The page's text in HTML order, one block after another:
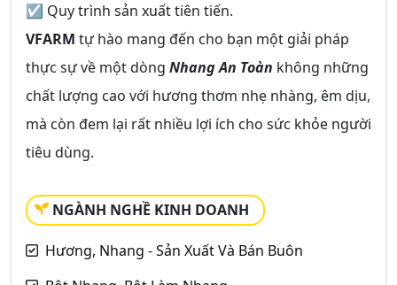
☑ Quy trình sản xuất tiên tiến.
VFARM tự hào mang đến cho bạn một giải pháp
thực sự về một dòng Nhang An Toàn không những
chất lượng cao với hương thơm nhẹ nhàng, êm dịu,
mà còn đem lại rất nhiều lợi ích cho sức khỏe người
tiêu dùng.
NGÀNH NGHỀ KINH DOANH
Hương, Nhang - Sản Xuất Và Bán Buôn